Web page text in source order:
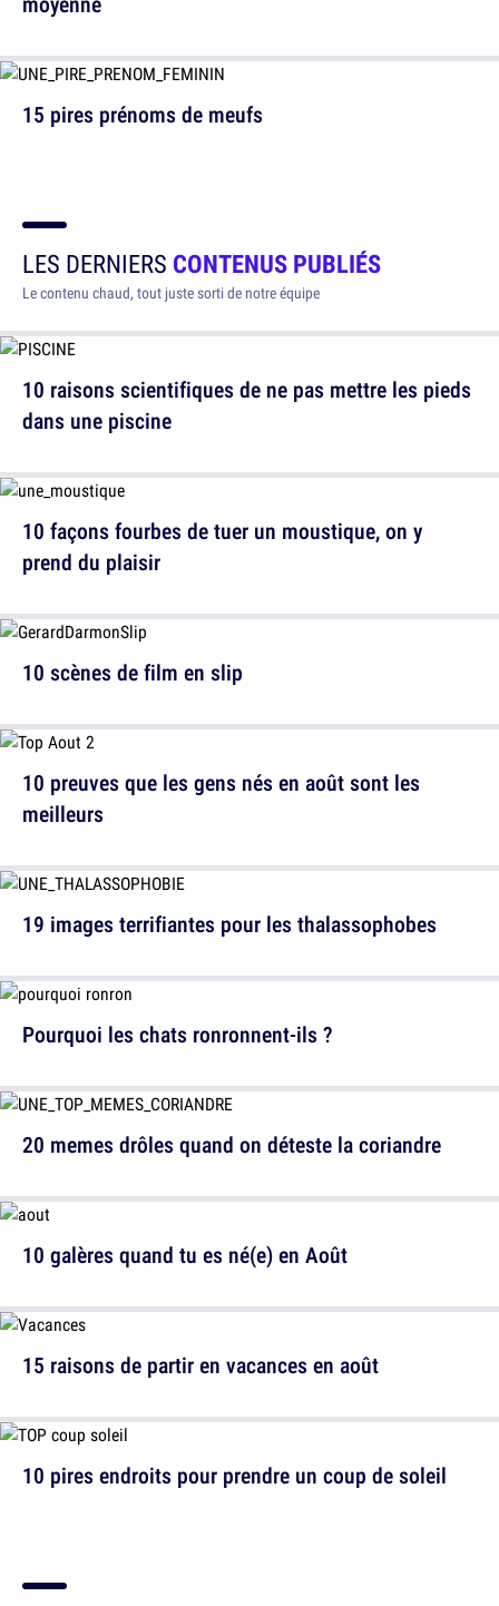
15 pires prénoms de meufs
LES DERNIERS CONTENUS PUBLIÉS
Le contenu chaud, tout juste sorti de notre équipe
10 raisons scientifiques de ne pas mettre les pieds
dans une piscine
10 scènes de film en slip
19 images terrifiantes pour les thalassophobes
20 memes drôles quand on déteste la coriandre
15 raisons de partir en vacances en août
10 façons fourbes de tuer un moustique, on y
prend du plaisir
10 preuves que les gens nés en août sont les
meilleurs
Pourquoi les chats ronronnent-ils ?
10 galères quand tu es né(e) en Août
10 pires endroits pour prendre un coup de soleil